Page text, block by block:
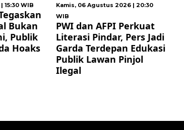
15:30 WIB
Bukan
Publik
Hoaks
Kamis, 06 Agustus 2026 | 20:30
WIB
PWI dan AFPI Perkuat
Literasi Pindar, Pers Jadi
Garda Terdepan Edukasi
Publik Lawan Pinjol
Ilegal